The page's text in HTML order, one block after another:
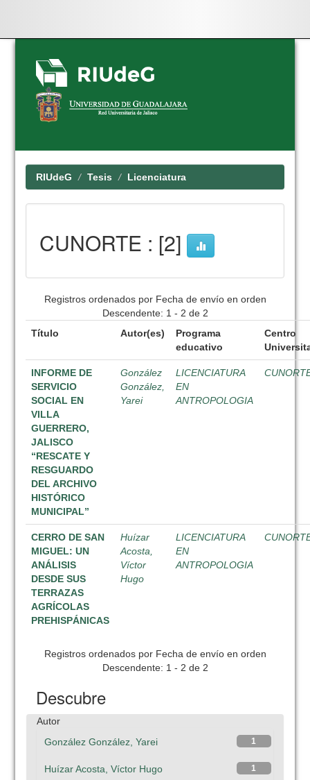
Skip
navigation
RIUdeG Tesis Licenciatura
CUNORTE : [2]
Registros ordenados por Fecha de envío en orden
Descendente: 1 - 2 de 2
Título
Autor(es)
Programa
educativo
Centro
INFORME DE
SERVICIO
SOCIAL EN
VILLA
GUERRERO,
JALISCO
“RESCATE Y
RESGUARDO
DEL ARCHIVO
HISTÓRICO
MUNICIPAL”
González
González,
Yarei
LICENCIATURA
EN
ANTROPOLOGIA
CERRO DE SAN
MIGUEL: UN
ANÁLISIS
DESDE SUS
TERRAZAS
AGRÍCOLAS
PREHISPÁNICAS
Huízar
Acosta,
Víctor
Hugo
LICENCIATURA
EN
ANTROPOLOGIA
Registros ordenados por Fecha de envío en orden
Descendente: 1 - 2 de 2
Descubre
Autor
1
González González, Yarei
1
Huízar Acosta, Víctor Hugo